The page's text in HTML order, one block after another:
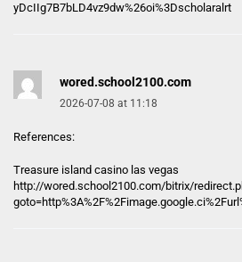
yDcIIg7B7bLD4vz9dw%26oi%3Dscholaralrt
wored.school2100.com
2026-07-08 at 11:18
References:
Treasure island casino las vegas
http://wored.school2100.com/bitrix/